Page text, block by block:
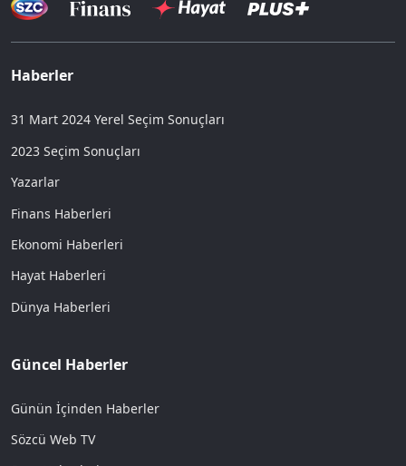
Haberler
31 Mart 2024 Yerel Seçim Sonuçları
2023 Seçim Sonuçları
Yazarlar
Finans Haberleri
Ekonomi Haberleri
Hayat Haberleri
Dünya Haberleri
Güncel Haberler
Günün İçinden Haberler
Sözcü Web TV